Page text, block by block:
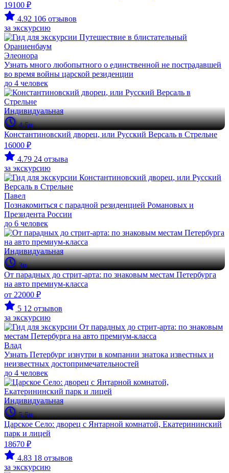
19100 ₽
4.92 106 отзывов
за экскурсию
Элеонора
Узнать много любопытного о единственной не пострадавшей
во время войны царской резиденции
до 4 человек
Индивидуальная
4.5ч
Константиновский дворец, или Русский Версаль в Стрельне
16000 ₽
4.79 24 отзыва
за экскурсию
Павел
Познакомиться с парадной резиденцией Романовых и
Президента России
до 6 человек
Индивидуальная
3ч
От парадных до стрит-арта: по знаковым местам Петербурга
на авто премиум-класса
от 22000 ₽
5 12 отзывов
за экскурсию
Влад
Узнать Петербург изнутри в компании знатока известных и
неизвестных достопримечательностей
до 4 человек
Индивидуальная
5.5ч
Царское Село: дворец с Янтарной комнатой, Екатерининский
парк и лицей
18670 ₽
4.83 18 отзывов
за экскурсию